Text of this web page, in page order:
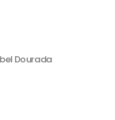
Dourada